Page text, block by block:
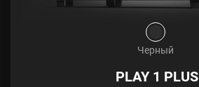
Черный
PLAY 1 PLUS